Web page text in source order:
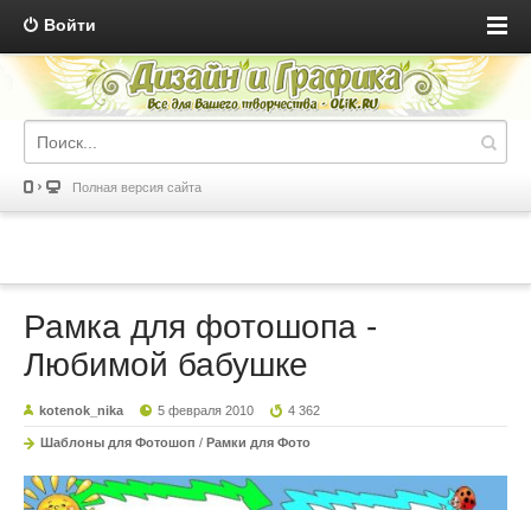
Войти
Полная версия сайта
Рамка для фотошопа -
Любимой бабушке
kotenok_nika 5 февраля 2010 4 362
Шаблоны для Фотошоп / Рамки для Фото